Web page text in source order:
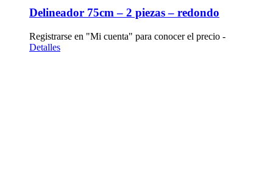
Delineador 75cm – 2 piezas – redondo
Registrarse en "Mi cuenta" para conocer el precio -
Detalles